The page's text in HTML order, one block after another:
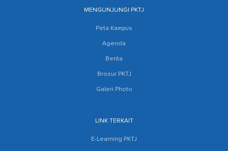
MENGUNJUNGI PKTJ
Peta Kampus
Agenda
Berita
Brosur PKTJ
Galeri Photo
LINK TERKAIT
E-Learning PKTJ